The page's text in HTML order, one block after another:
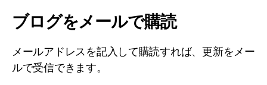
ブログをメールで購読
メールアドレスを記入して購読すれば、更新をメー
ルで受信できます。